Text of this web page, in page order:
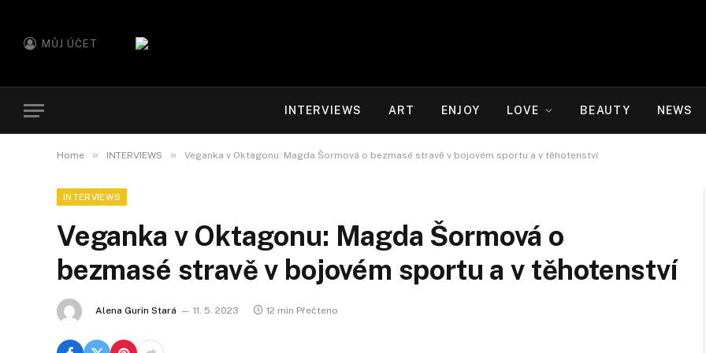
MŮJ ÚČET
INTERVIEWS ART ENJOY LOVE BEAUTY NEWS
Home » INTERVIEWS » Veganka v Oktagonu: Magda Šormová o bezmasé stravě v bojovém sportu a v těhotenství
INTERVIEWS
Veganka v Oktagonu: Magda Šormová o
bezmasé stravě v bojovém sportu a v těhotenství
Alena Gurin Stará 11. 5. 2023 12 min Přečteno